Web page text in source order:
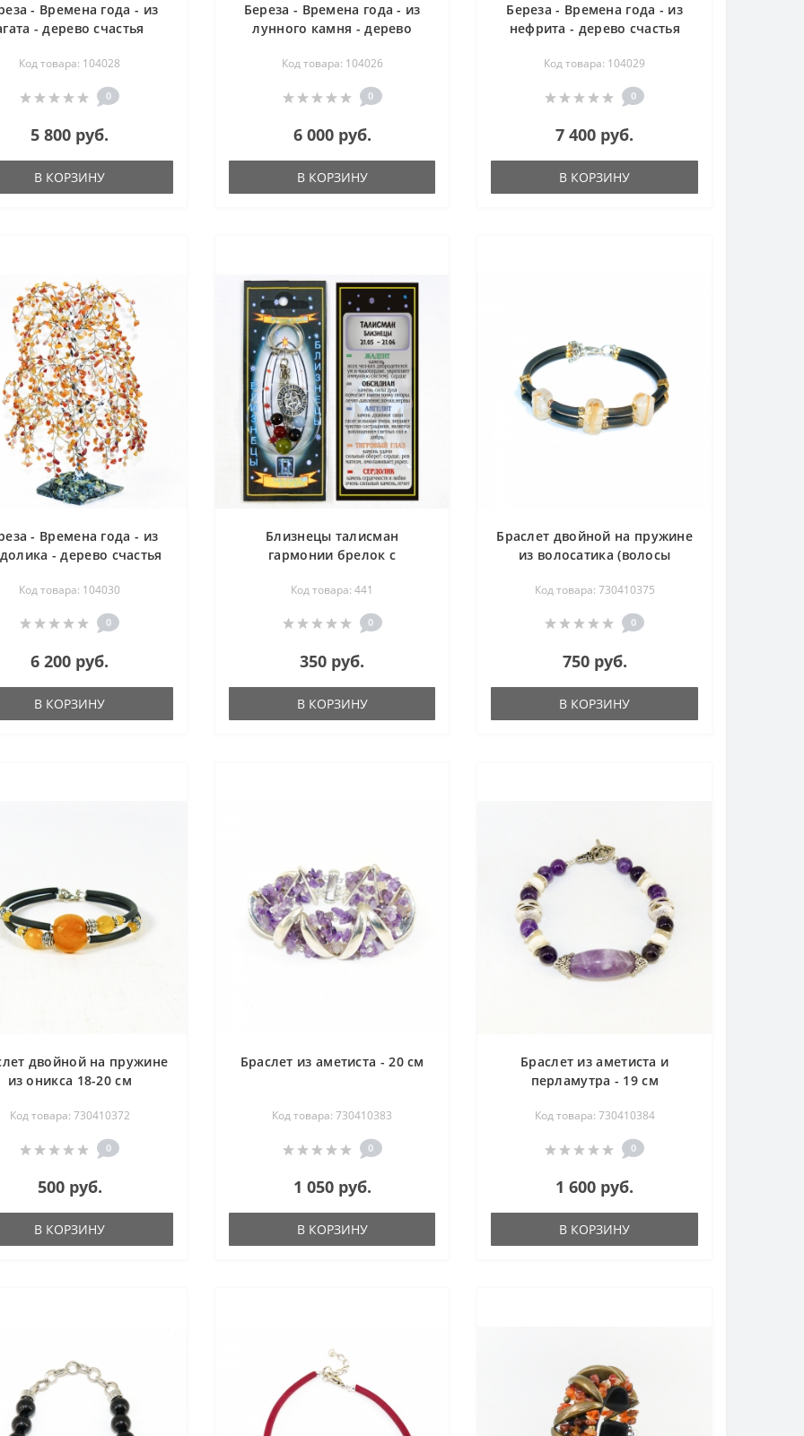
- Времена года - из
- дерево счастья
Код товара: 104028
0
5 800 руб.
В КОРЗИНУ
Береза - Времена года - из
лунного камня - дерево
Код товара: 104026
0
6 000 руб.
В КОРЗИНУ
Береза - Времена года - из
нефрита - дерево счастья
Код товара: 104029
0
7 400 руб.
В КОРЗИНУ
- Времена года - из
- дерево счастья
Код товара: 104030
0
6 200 руб.
В КОРЗИНУ
Близнецы талисман
гармонии брелок с
жадеит, обсидиан, ангелит,
тигровый глаз, сердолик
Код товара: 441
0
350 руб.
В КОРЗИНУ
Браслет двойной на пружине
из волосатика (волосы
Код товара: 730410375
0
750 руб.
В КОРЗИНУ
двойной на пружине
из оникса 18-20 см
Код товара: 730410372
0
500 руб.
В КОРЗИНУ
Браслет из аметиста - 20 см
Код товара: 730410383
0
1 050 руб.
В КОРЗИНУ
Браслет из аметиста и
перламутра - 19 см
Код товара: 730410384
0
1 600 руб.
В КОРЗИНУ